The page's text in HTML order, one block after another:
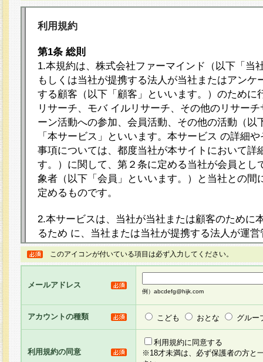
利用規約
第1条 総則
1.本規約は、株式会社ファーマインド（以下「当
もしくは当社が提携する法人が当社またはアンケ
する顧客（以下「顧客」といいます。）のために
リサーチ、モバ イルリサーチ、その他のリサー
ーン活動への参加、会員活動、その他の活動（以
「本サービス」といいます。本サービス の詳細
事項については、都度当社が本サイトにおいて詳
す。）に関して、第２条に定める当社が会員とし
象者（以下「会員」といいます。）と当社との間
定めるものです。
2.本サービスは、当社が当社または顧客のために
るため に、当社または当社が提携する法人が運
ト（以下「本サイト」といいます。）上に本サー
ージを設け、会員がアンケー ト調査に回答する
し、その結果を当社が集計・分析その他の利用を
るものです。なお、本サービスは、それぞれの目
員に対して本サービスの依頼を行うこともあり、
た全ての会員に対して本サービスの依頼をすると
りま す。
3.当社は、会員の事前の承諾を得ることなく、当
このアイコンが付いている項目は必ず入力してください。
メールアドレス
例）abcdefg@hijk.com
アカウントの種類 こども おとな グルー
利用規約の同意
利用規約に同意する
※18才未満は、必ず保護者の方と